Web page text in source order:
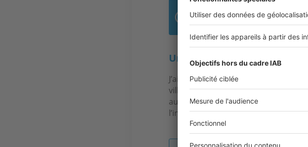
À Uzès, le prix au m² moyen
Un mauvais DPE peut-il
J’ai été confrontée à seulement deux
ville, dans le centre historique
au minimum D. Même si ces biens
l’instant, on ne m’a rien dit sur ce